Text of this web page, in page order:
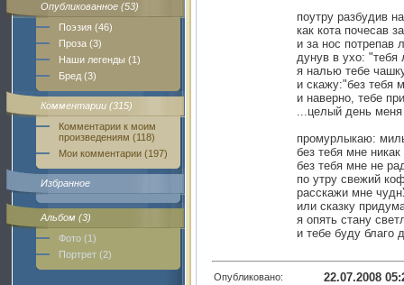
Опубликованное (53)
Поэзия (46)
Проза (3)
Наши легенды (1)
Бред (3)
Комментарии (315)
Комментарии к моим
произведениям (118)
Мои комментарии (197)
Избранное
Альбом (3)
Фото (1)
Портрет (2)
поутру разбудив
как кота почесав
и за нос потрепав
дунув в ухо:
я налью тебе
и скажу:"без тебя
и наверно, тебе
...целый день
промурлыкаю:
без тебя мне
без тебя мне не
по утру свежий
расскажи мне
или сказку
я опять стану
и тебе буду благо
Опубликовано: 22.07.2008